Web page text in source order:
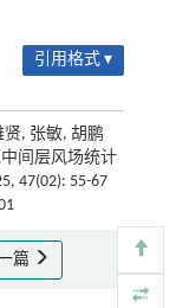
引用格式 ▾
, 张敏, 胡鹏
间层风场统计
47(02): 55-67
篇